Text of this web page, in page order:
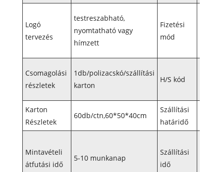
Logó
tervezés
testreszabható,
nyomtatható vagy
hímzett
Fizetési
mód
Csomagolási
részletek
1db/polizacskó/szállítási
karton
H/S kód
Karton
Részletek
60db/ctn,60*50*40cm
Szállítási
határidő
Mintavételi
átfutási idő
5-10 munkanap
Szállítási
idő